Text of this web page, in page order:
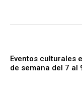
Eventos culturales
de semana del 7 al